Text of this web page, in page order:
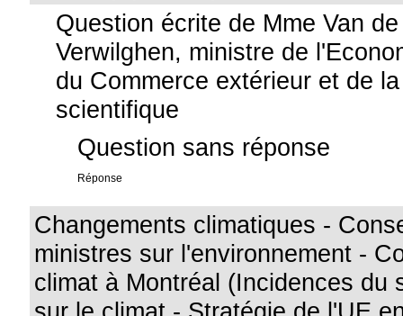
Question écrite de Mme Van
Verwilghen, ministre de
du Commerce extérieur et de
scientifique
Question sans réponse
Réponse
Changements climatiques -
ministres sur l'environnement -
climat à Montréal (Incidences du